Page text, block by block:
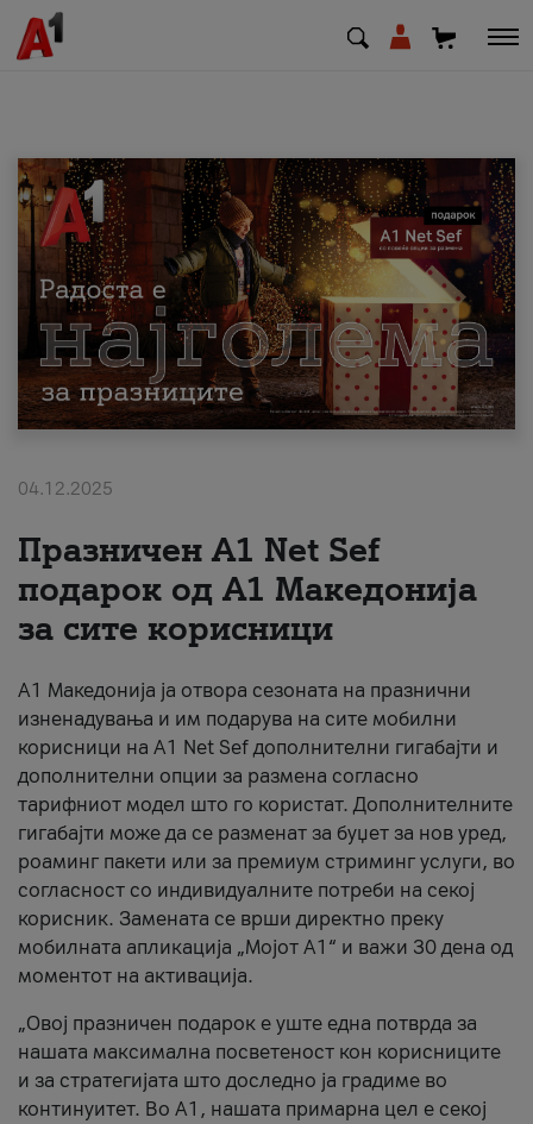
МК EN SQ
Приватни Деловни
Поддршка
Надополни кредит
За нас
#ПодобарОнлајн
04.12.2025
Празничен A1 Net Sеf
подарок од А1 Македонија
за сите корисници
А1 Македонија ја отвора сезоната на празнични
изненадувања и им подарува на сите мобилни
корисници на A1 Net Sef дополнителни гигабајти и
дополнителни опции за размена согласно
тарифниот модел што го користат. Дополнителните
гигабајти може да се разменат за буџет за нов уред,
роаминг пакети или за премиум стриминг услуги, во
согласност со индивидуалните потреби на секој
корисник. Замената се врши директно преку
мобилната апликација „Мојот А1“ и важи 30 дена од
моментот на активација.
„Овој празничен подарок е уште една потврда за
нашата максимална посветеност кон корисниците
и за стратегијата што доследно ја градиме во
континуитет. Во А1, нашата примарна цел е секој